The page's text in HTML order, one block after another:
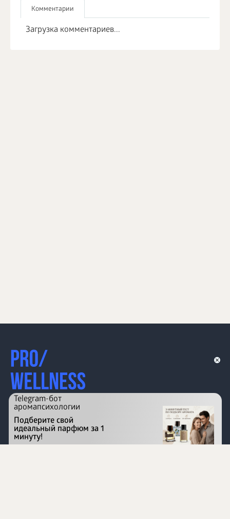
Комментарии
Загрузка комментариев...
Перейти на сайт
Telegram-бот
аромапсихологии
Подберите свой
идеальный парфюм за 1
минуту!